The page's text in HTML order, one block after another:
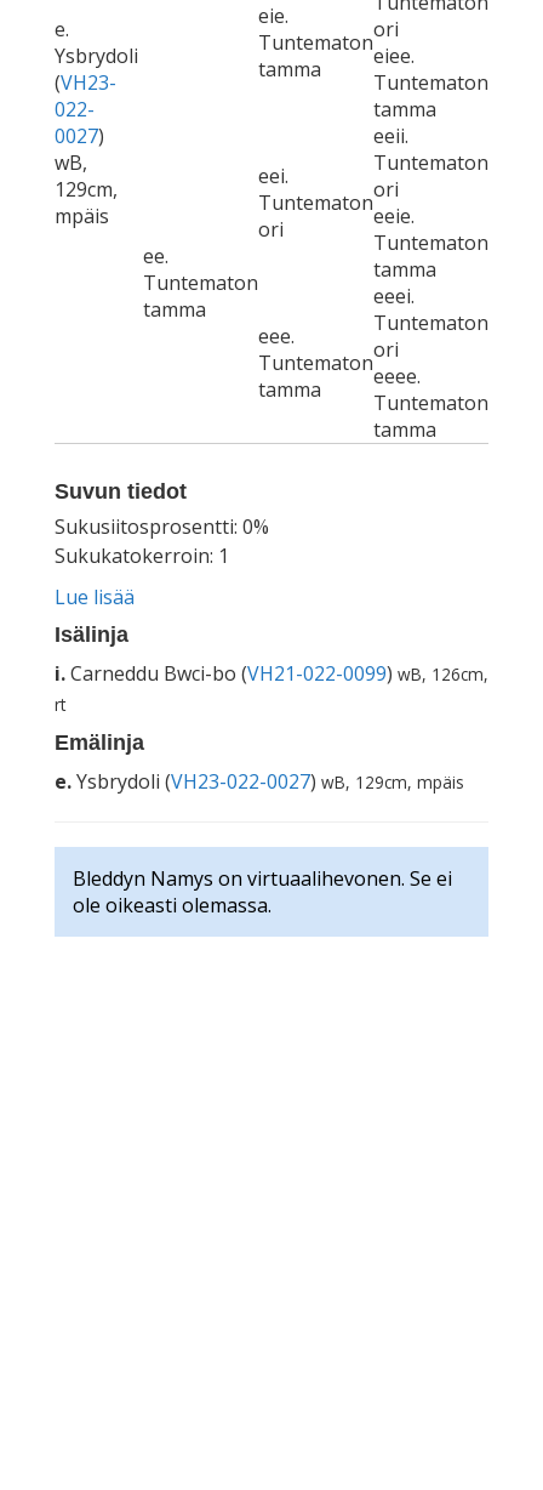
e.
Ysbrydoli
(VH23-
022-
0027)
wB,
129cm,
mpäis
eie.
Tuntematon
tamma
ori
eiee.
Tuntematon
tamma
ee.
Tuntematon
tamma
eei.
Tuntematon
ori
eeii.
Tuntematon
ori
eeie.
Tuntematon
tamma
eee.
Tuntematon
tamma
eeei.
Tuntematon
ori
eeee.
Tuntematon
tamma
Suvun tiedot
Sukusiitosprosentti: 0%
Sukukatokerroin: 1
Lue lisää
Isälinja
i.Carneddu Bwci-bo (VH21-022-0099) wB, 126cm,
rt
Emälinja
e.Ysbrydoli (VH23-022-0027) wB, 129cm, mpäis
Bleddyn Namys on virtuaalihevonen. Se ei
ole oikeasti olemassa.